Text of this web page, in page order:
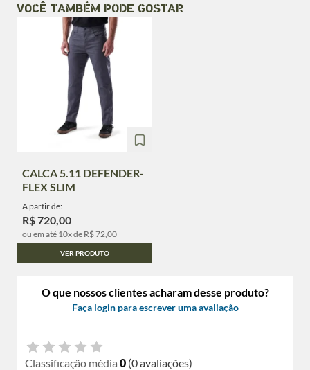
VOCÊ TAMBÉM PODE GOSTAR
CALCA 5.11 DEFENDER-
FLEX SLIM
A partir de:
R$ 720,00
ou em até 10x de R$ 72,00
VER PRODUTO
O que nossos clientes acharam desse produto?
Faça login para escrever uma avaliação
Classificação média 0 (0 avaliações)